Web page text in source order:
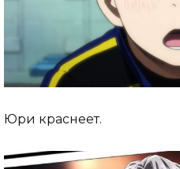
Юри краснеет.